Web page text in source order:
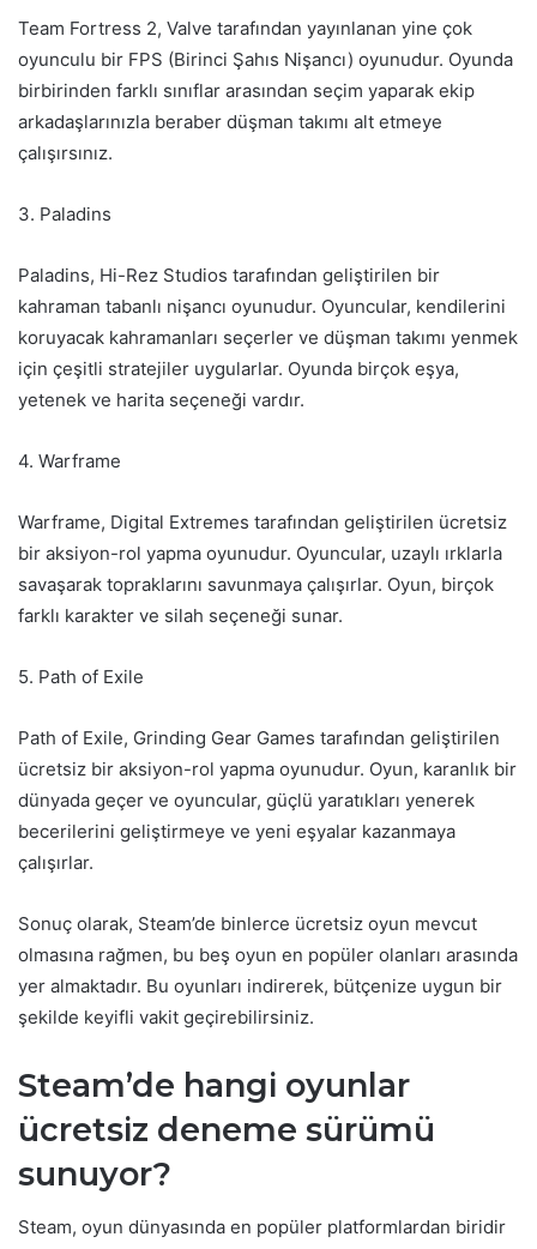
Team Fortress 2, Valve tarafından yayınlanan yine çok
oyunculu bir FPS (Birinci Şahıs Nişancı) oyunudur. Oyunda
birbirinden farklı sınıflar arasından seçim yaparak ekip
arkadaşlarınızla beraber düşman takımı alt etmeye
çalışırsınız.
3. Paladins
Paladins, Hi-Rez Studios tarafından geliştirilen bir
kahraman tabanlı nişancı oyunudur. Oyuncular, kendilerini
koruyacak kahramanları seçerler ve düşman takımı yenmek
için çeşitli stratejiler uygularlar. Oyunda birçok eşya,
yetenek ve harita seçeneği vardır.
4. Warframe
Warframe, Digital Extremes tarafından geliştirilen ücretsiz
bir aksiyon-rol yapma oyunudur. Oyuncular, uzaylı ırklarla
savaşarak topraklarını savunmaya çalışırlar. Oyun, birçok
farklı karakter ve silah seçeneği sunar.
5. Path of Exile
Path of Exile, Grinding Gear Games tarafından geliştirilen
ücretsiz bir aksiyon-rol yapma oyunudur. Oyun, karanlık bir
dünyada geçer ve oyuncular, güçlü yaratıkları yenerek
becerilerini geliştirmeye ve yeni eşyalar kazanmaya
çalışırlar.
Sonuç olarak, Steam’de binlerce ücretsiz oyun mevcut
olmasına rağmen, bu beş oyun en popüler olanları arasında
yer almaktadır. Bu oyunları indirerek, bütçenize uygun bir
şekilde keyifli vakit geçirebilirsiniz.
Steam’de hangi oyunlar
ücretsiz deneme sürümü
sunuyor?
Steam, oyun dünyasında en popüler platformlardan biridir